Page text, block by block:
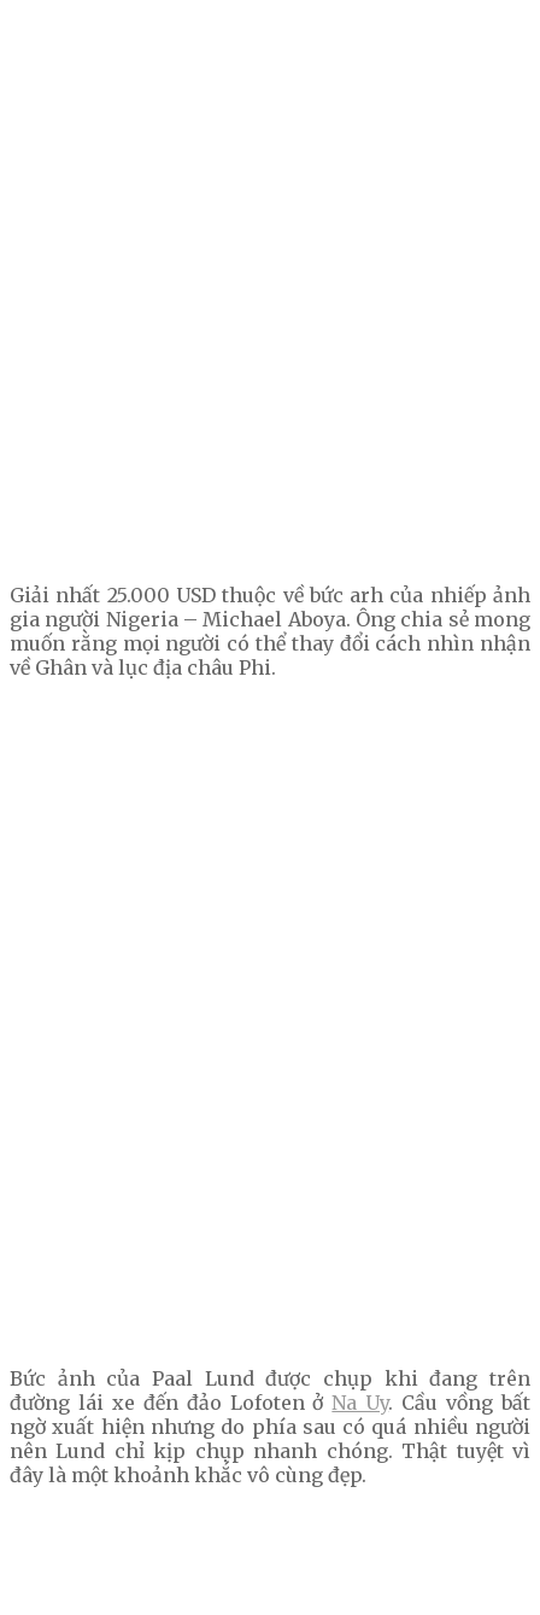
Giải nhất 25.000 USD thuộc về bức arh của nhiếp ảnh
gia người Nigeria – Michael Aboya. Ông chia sẻ mong
muốn rằng mọi người có thể thay đổi cách nhìn nhận
về Ghân và lục địa châu Phi.
Bức ảnh của Paal Lund được chụp khi đang trên
đường lái xe đến đảo Lofoten ởNa Uy. Cầu vồng bất
ngờ xuất hiện nhưng do phía sau có quá nhiều người
nên Lund chỉ kịp chụp nhanh chóng. Thật tuyệt vì
đây là một khoảnh khắc vô cùng đẹp.